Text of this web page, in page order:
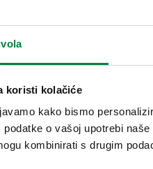
koristi kolačiće
kako bismo
podatke o vašoj upotrebi
kombinirati s drugim
1) M